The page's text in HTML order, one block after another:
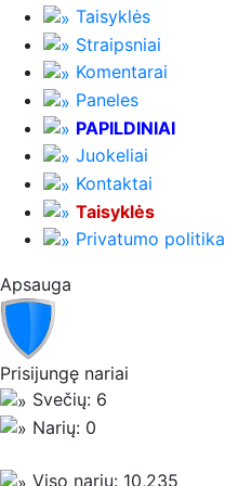
Taisyklės
Straipsniai
Komentarai
Paneles
PAPILDINIAI
Juokeliai
Kontaktai
Taisyklės
Privatumo politika
Apsauga
Prisijungę nariai
Svečių: 6
Narių: 0
Viso narių: 10,235